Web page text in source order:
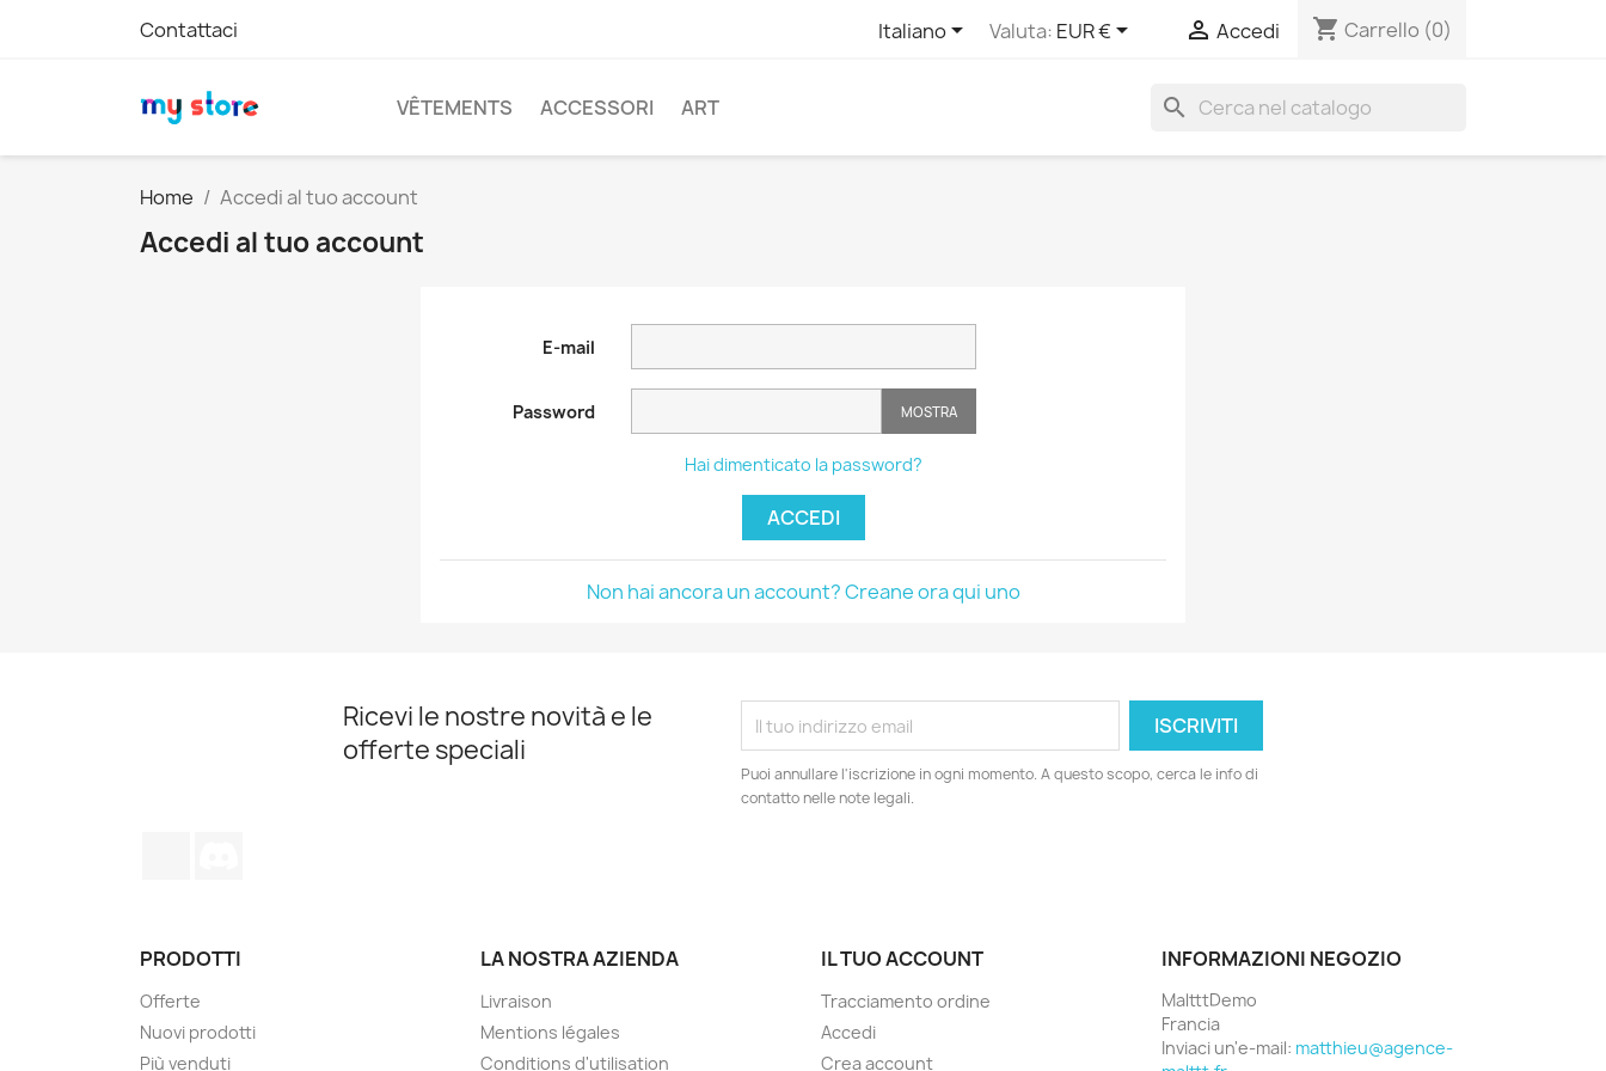
Contattaci Italiano Valuta: EUR €  Accedi shopping_cart Carrello (0)
VÊTEMENTS ACCESSORI ART search
Home Accedi al tuo account
Accedi al tuo account
E-mail
Password MOSTRA
Hai dimenticato la password?
ACCEDI
Non hai ancora un account? Creane ora qui uno
Ricevi le nostre novità e le
offerte speciali
Puoi annullare l'iscrizione in ogni momento. A questo scopo, cerca le info di
contatto nelle note legali.
PRODOTTI
Offerte
Nuovi prodotti
Più venduti
LA NOSTRA AZIENDA
Livraison
Mentions légales
Conditions d'utilisation
IL TUO ACCOUNT
Tracciamento ordine
Accedi
Crea account
INFORMAZIONI NEGOZIO
MaltttDemo
Francia
Inviaci un'e-mail: matthieu@agence-